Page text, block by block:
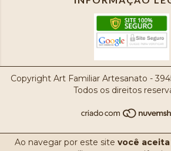
Ao navegar por este site você
Copyright Art Familiar Artesanato -
Todos os direitos